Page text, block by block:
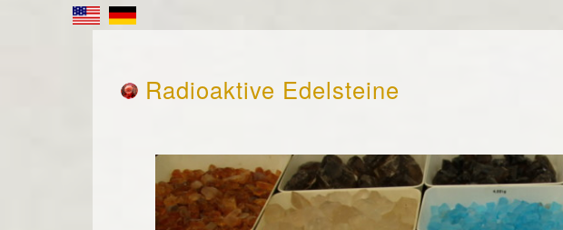
Radioaktive Edelsteine